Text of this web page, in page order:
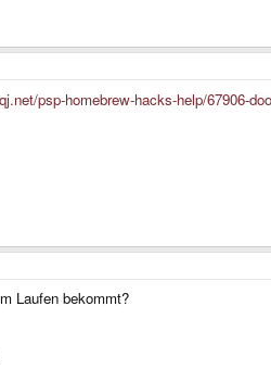
psp-homebrew-hacks-help/67906-
Laufen bekommt?